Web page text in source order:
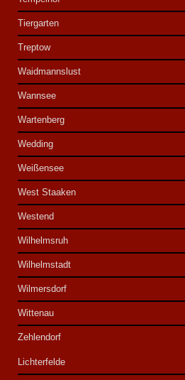
Tiergarten
Treptow
Waidmannslust
Wannsee
Wartenberg
Wedding
Weißensee
West Staaken
Westend
Wilhelmsruh
Wilhelmstadt
Wilmersdorf
Wittenau
Zehlendorf
Lichterfelde